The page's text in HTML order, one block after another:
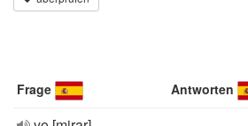
Frage Antworten